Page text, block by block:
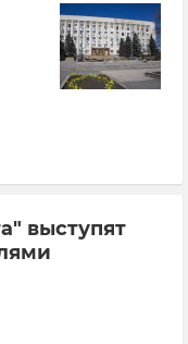
выступят